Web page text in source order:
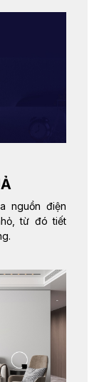
nguồn điện
từ đó tiết